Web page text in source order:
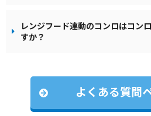
レンジフード連動のコンロはコン
すか？
よくある質問